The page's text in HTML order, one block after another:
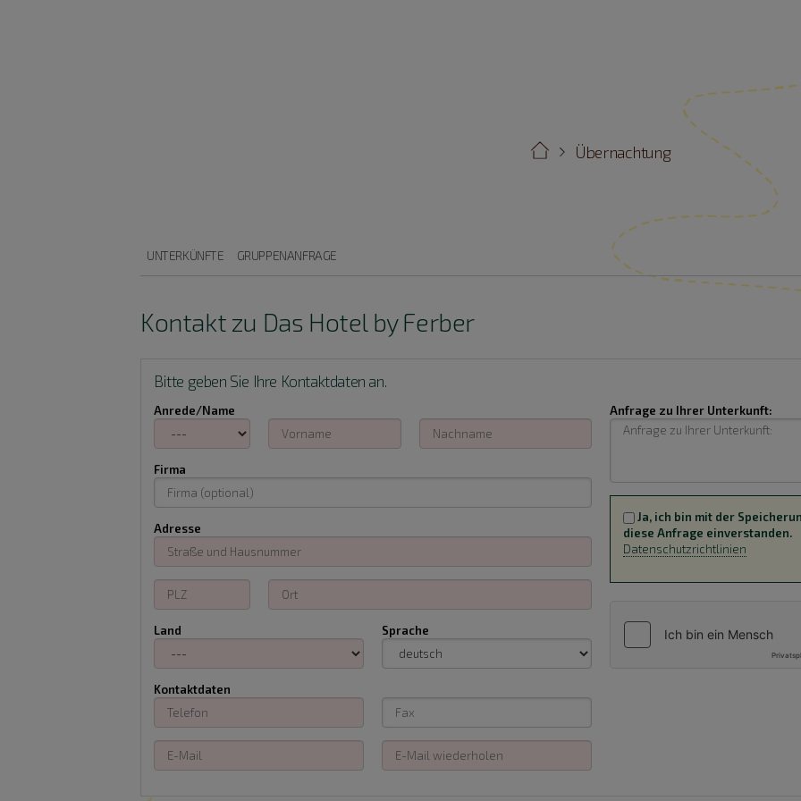
Übernachtung
UNTERKÜNFTE GRUPPENANFRAGE
Kontakt zu Das Hotel by Ferber
Bitte geben Sie Ihre Kontaktdaten an.
Anrede/Name
Firma
Adresse
Land Sprache
Kontaktdaten
Anfrage zu Ihrer Unterkunft:
Ja, ich bin mit der
diese Anfrage einverstanden.
Datenschutzrichtlinien